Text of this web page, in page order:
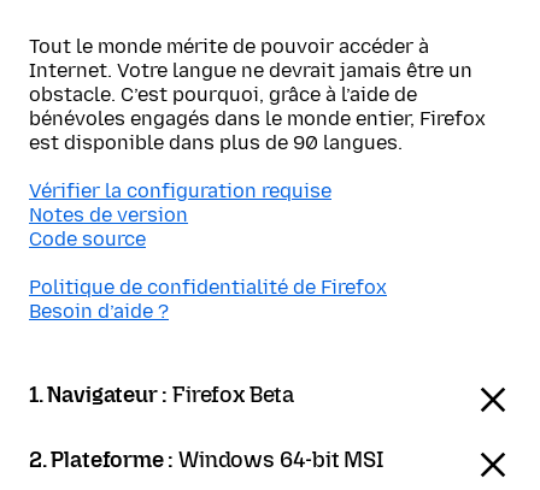
Tout le monde mérite de pouvoir accéder à
Internet. Votre langue ne devrait jamais être un
obstacle. C’est pourquoi, grâce à l’aide de
bénévoles engagés dans le monde entier, Firefox
est disponible dans plus de 90 langues.
Vérifier la configuration requise
Notes de version
Code source
Politique de confidentialité de Firefox
Besoin d’aide ?
1. Navigateur :Firefox Beta
2. Plateforme :Windows 64-bit MSI